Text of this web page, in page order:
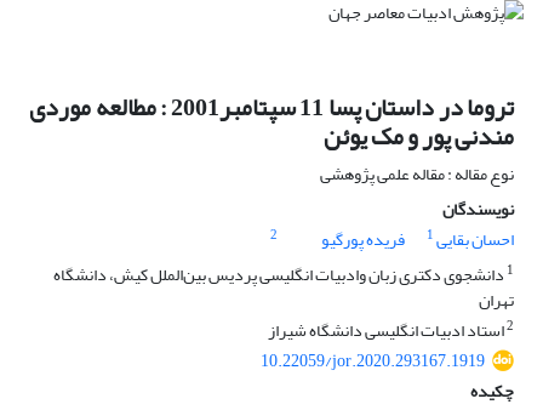
تروما در داستان پسا 11 سپتامبر2001 : مطالعه موردی
مندنی پور و مک یوئن
نوع مقاله : مقاله علمی پژوهشی
نویسندگان
احسان بقایی1 فریده پورگیو
2
1 دانشجوی دکتری زبان وادبیات انگلیسی پردیس بین‌الملل کیش، دانشگاه
تهران
2استاد ادبیات انگلیسی دانشگاه شیراز
10.22059/jor.2020.293167.1919
چکیده